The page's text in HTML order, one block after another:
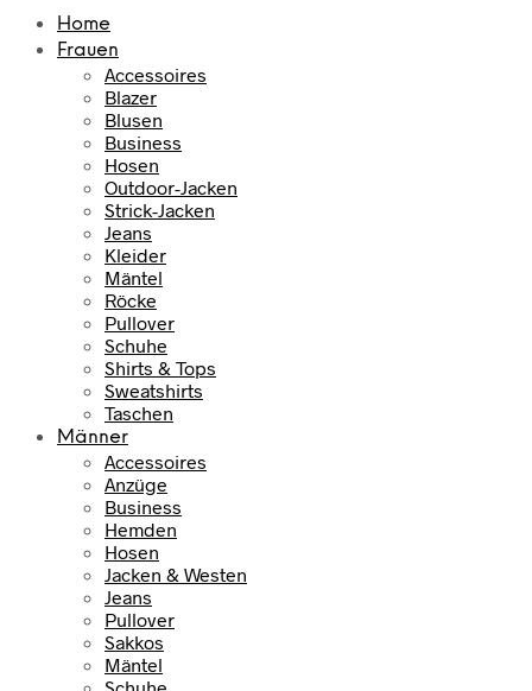
Home
Frauen
Accessoires
Blazer
Blusen
Business
Hosen
Outdoor-Jacken
Strick-Jacken
Jeans
Kleider
Mäntel
Röcke
Pullover
Schuhe
Shirts & Tops
Sweatshirts
Taschen
Männer
Accessoires
Anzüge
Business
Hemden
Hosen
Jacken & Westen
Jeans
Pullover
Sakkos
Mäntel